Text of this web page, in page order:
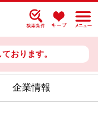
おります。
企業情報